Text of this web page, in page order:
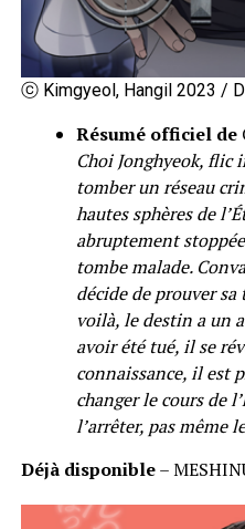
ⓒ Kimgyeol, Hangil 2023 /
Résumé officiel de
Choi Jonghyeok, flic
tomber un réseau
hautes sphères de
abruptement
tombe malade.
décide de prouver
voilà, le destin a un
avoir été tué, il se
connaissance, il est
changer le cours de
l’arrêter, pas même
Déjà disponible–